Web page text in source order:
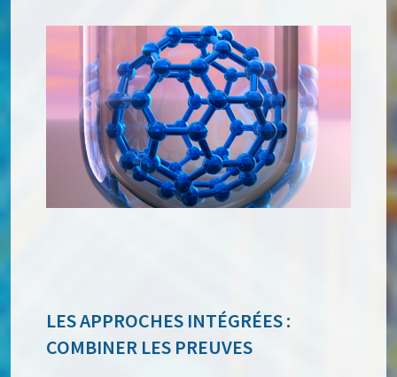
LES APPROCHES INTÉGRÉES :
COMBINER LES PREUVES